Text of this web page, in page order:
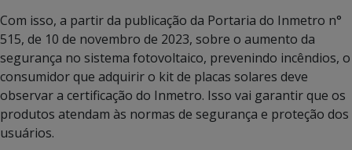
Com isso, a partir da publicação da Portaria do Inmetro n°
515, de 10 de novembro de 2023, sobre o aumento da
segurança no sistema fotovoltaico, prevenindo incêndios, o
consumidor que adquirir o kit de placas solares deve
observar a certificação do Inmetro. Isso vai garantir que os
produtos atendam às normas de segurança e proteção dos
usuários.